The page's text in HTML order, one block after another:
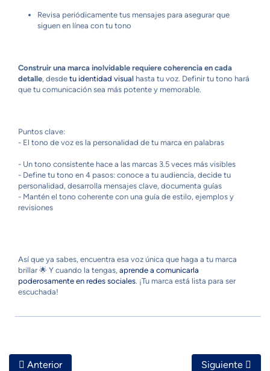
Revisa periódicamente tus mensajes para asegurar que
siguen en línea con tu tono
Construir una marca inolvidable requiere coherencia en cada
detalle, desde tu identidad visual hasta tu voz. Definir tu tono hará
que tu comunicación sea más potente y memorable.
Puntos clave:
- El tono de voz es la personalidad de tu marca en palabras
- Un tono consistente hace a las marcas 3.5 veces más visibles
- Define tu tono en 4 pasos: conoce a tu audiencia, decide tu
personalidad, desarrolla mensajes clave, documenta guías
- Mantén el tono coherente con una guía de estilo, ejemplos y
revisiones
Así que ya sabes, encuentra esa voz única que haga a tu marca
brillar 🌟 Y cuando la tengas, aprende a comunicarla
poderosamente en redes sociales. ¡Tu marca está lista para ser
escuchada!
Artículo Anterior: Cómo Crear Tu Identidad Visual
Anterior Artículo
Siguiente